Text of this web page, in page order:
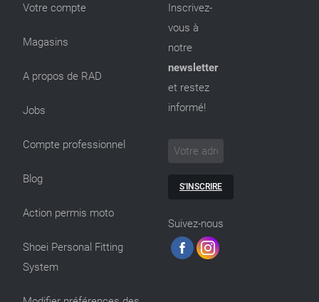
Votre compte
Magasins
A propos de RAD
Jobs
Compte professionnel
Blog
Action permis moto
Shoei Personal Fitting
System
Inscrivez-
vous à
notre
newsletter
et restez
informé!
S'INSCRIRE
Suivez-nous